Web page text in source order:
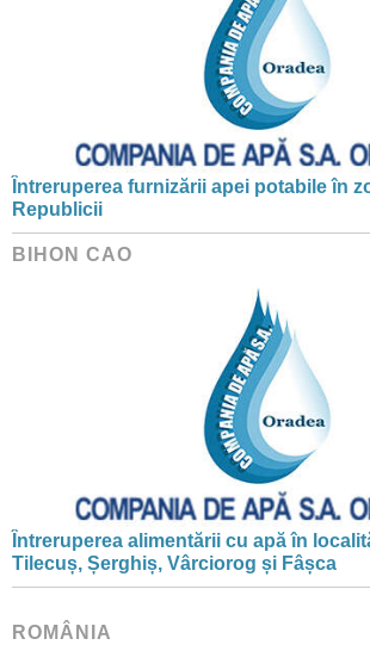
Întreruperea furnizării apei potabile în
Republicii
BIHON CAO
Întreruperea alimentării cu apă în
Tilecuș, Șerghiș, Vârciorog și Fâșca
ROMÂNIA